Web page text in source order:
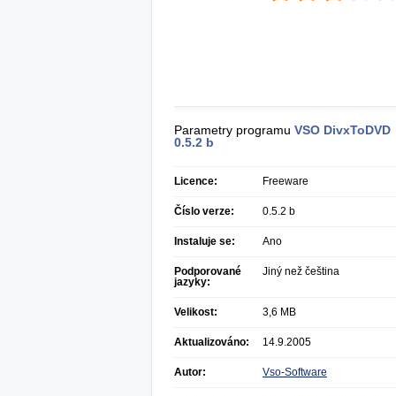
Parametry programu VSO DivxToDVD
0.5.2 b
Licence: Freeware
Číslo verze: 0.5.2 b
Instaluje se: Ano
Podporované
jazyky:
Jiný než čeština
Velikost: 3,6 MB
Aktualizováno: 14.9.2005
Autor: Vso-Software